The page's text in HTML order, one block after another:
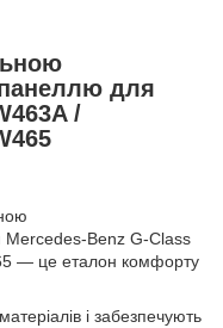
для
/
Benz G-Class
— це еталон комфорту
і забезпечують